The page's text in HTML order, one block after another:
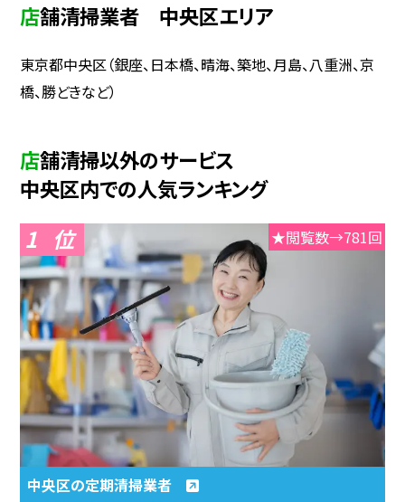
店舗清掃業者 中央区エリア
東京都中央区（銀座、日本橋、晴海、築地、月島、八重洲、京
橋、勝どきなど）
店舗清掃以外のサービス
中央区内での人気ランキング
1 ★閲覧数→781回
中央区の定期清掃業者